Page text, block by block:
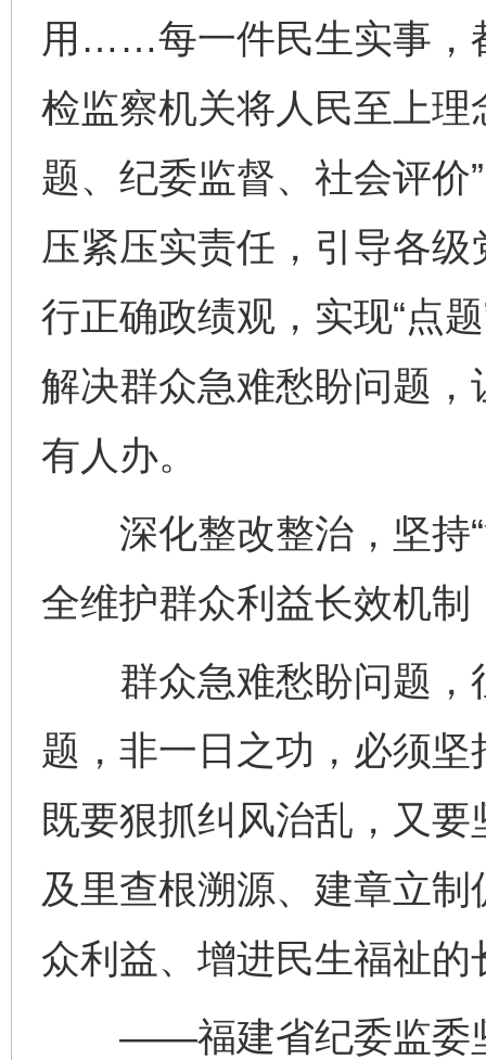
用……每一件民生实事，
检监察机关将人民至上理
题、纪委监督、社会评价
压紧压实责任，引导各
行正确政绩观，实现“点
解决群众急难愁盼问题
有人办。
深化整改整治，坚持“
全维护群众利益长效机制
群众急难愁盼问题，
题，非一日之功，必须坚
既要狠抓纠风治乱，又
及里查根溯源、建章立
众利益、增进民生福祉的
——福建省纪委监委坚